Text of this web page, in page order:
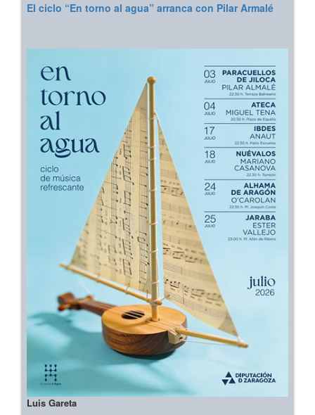
El ciclo “En torno al agua” arranca con Pilar Armalé
Luis Gareta